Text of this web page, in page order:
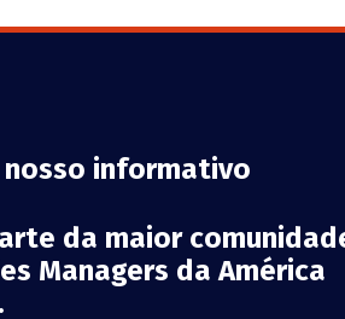
nosso informativo
da maior
Managers da América